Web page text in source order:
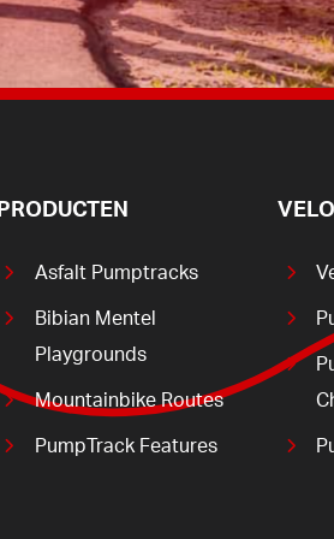
PRODUCTEN
Asfalt Pumptracks
Bibian Mentel
Playgrounds
Mountainbike Routes
PumpTrack Features